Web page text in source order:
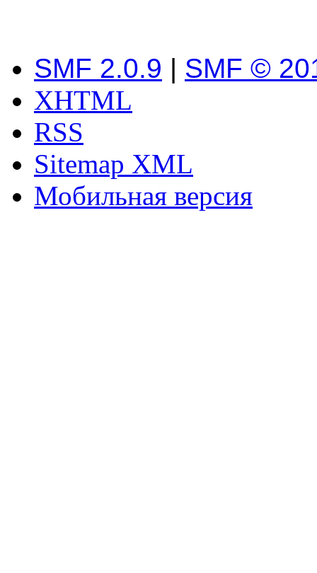
SMF 2.0.9 | SMF ©
XHTML
RSS
Sitemap XML
Мобильная версия